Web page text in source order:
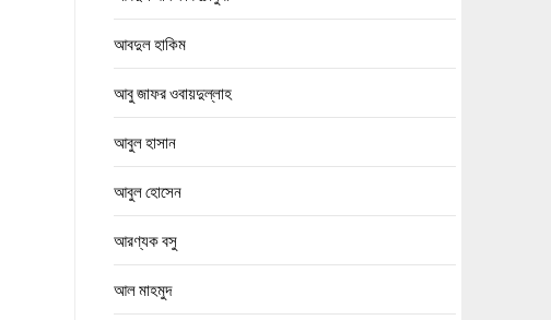
আবদুল হাকিম
আবু জাফর ওবায়দুল্লাহ
আবুল হাসান
আবুল হোসেন
আরণ্যক বসু
আল মাহমুদ